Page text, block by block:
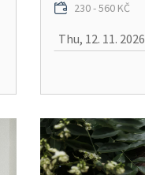
230 - 560 KČ
Thu, 12. 11. 2026